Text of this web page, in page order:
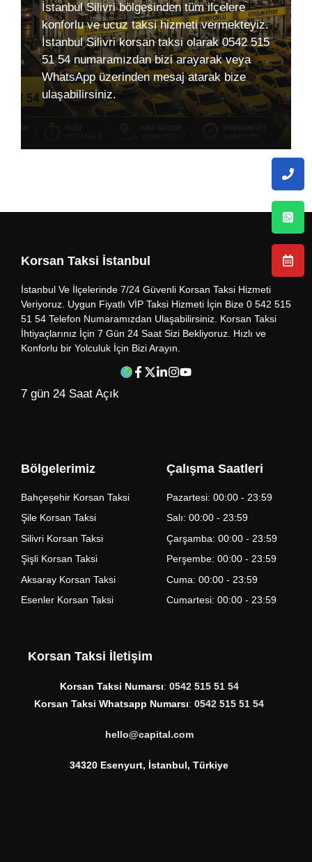
İstanbul Silivri bölgesinden tüm ilçelere
konforlu ve ucuz taksi hizmeti vermekteyiz.
İstanbul Silivri korsan taksi olarak 0542 515
51 54 numaramızdan bizi arayarak veya
WhatsApp üzerinden mesaj atarak bize
ulaşabilirsiniz.
Korsan Taksi İstanbul
İstanbul Ve İlçelerinde 7/24 Güvenli Korsan Taksi Hizmeti
Veriyoruz. Uygun Fiyatlı VİP Taksi Hizmeti İçin Bize 0 542 515
51 54 Telefon Numaramızdan Ulaşabilirsiniz. Korsan Taksi
İhtiyaçlarınız İçin 7 Gün 24 Saat Sizi Bekliyoruz. Hızlı ve
Konforlu bir Yolculuk İçin Bizi Arayın.
7 gün 24 Saat Açık
Bölgelerimiz
Bahçeşehir Korsan Taksi
Şile Korsan Taksi
Silivri Korsan Taksi
Şişli Korsan Taksi
Aksaray Korsan Taksi
Esenler Korsan Taksi
Çalışma Saatleri
Pazartesi: 00:00 - 23:59
Salı: 00:00 - 23:59
Çarşamba: 00:00 - 23:59
Perşembe: 00:00 - 23:59
Cuma: 00:00 - 23:59
Cumartesi: 00:00 - 23:59
Korsan Taksi İletişim
Korsan Taksi Numarsı: 0542 515 51 54
Korsan Taksi Whatsapp Numarsı: 0542 515 51 54
hello@capital.com
34320 Esenyurt, İstanbul, Türkiye